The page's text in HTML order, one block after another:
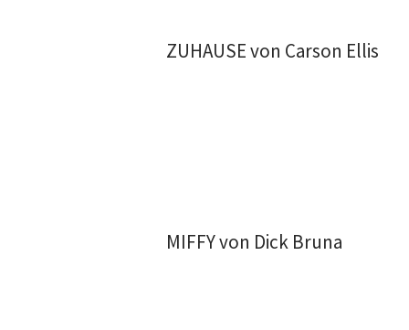
ZUHAUSE von Carson Ellis
MIFFY von Dick Bruna